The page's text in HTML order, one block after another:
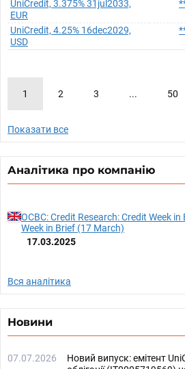
UniCredit, 3.375% 31jul2033,
EUR
UniCredit, 4.25% 16dec2029,
USD
1 2 3 ... 50
Показати все
Аналітика про компанію
OCBC: Credit Research: Credit Week
Week in Brief (17 March)
17.03.2025
Вся аналітика
Новини
07.07.2026
Новий випуск: емітент